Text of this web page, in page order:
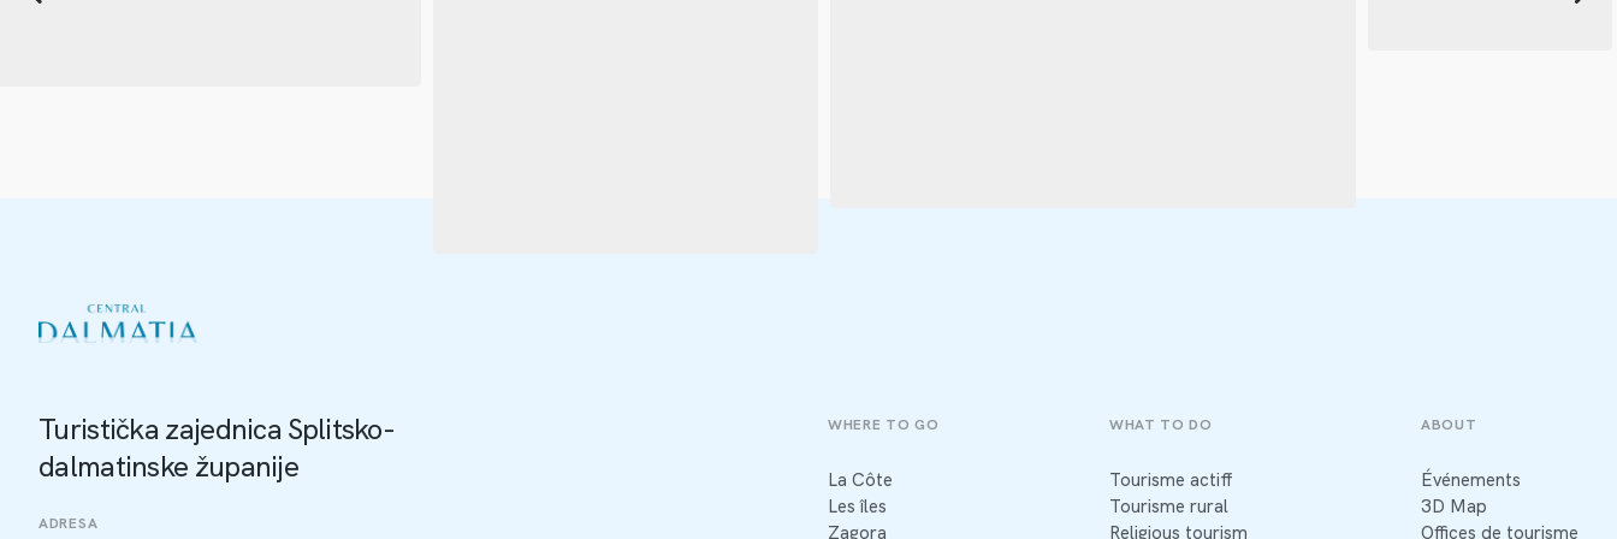
Turistička zajednica Splitsko-
dalmatinske županije
ADRESA
WHERE TO GO
La Côte
Les îles
Zagora
WHAT TO DO
Tourisme actiff
Tourisme rural
Religious tourism
ABOUT
Événements
3D Map
Offices de tourisme